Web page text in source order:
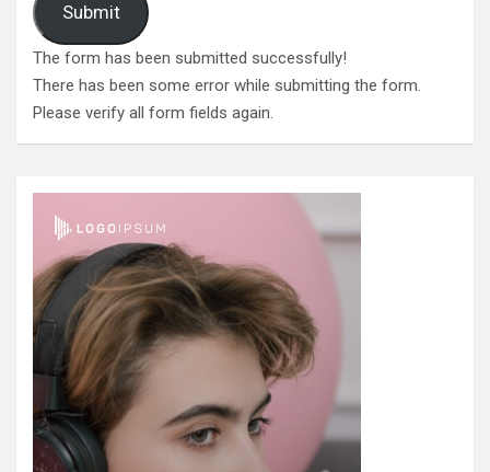
Submit
The form has been submitted successfully!
There has been some error while submitting the form.
Please verify all form fields again.